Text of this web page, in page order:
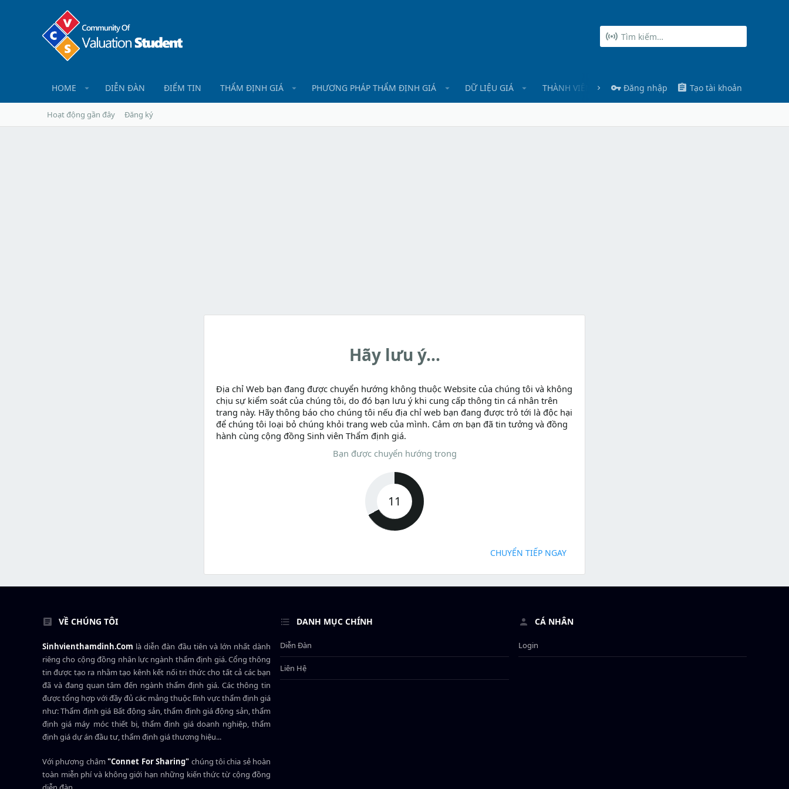
HOME DIỄN ĐÀN ĐIỂM TIN THẨM ĐỊNH GIÁ PHƯƠNG PHÁP THẨM ĐỊNH GIÁ DỮ LIỆU GIÁ THÀNH VIÊN Đăng nhập Tạo tài khoản
Hoạt động gần đây Đăng ký
Hãy lưu ý...
Địa chỉ Web bạn đang được chuyển hướng không thuộc Website của chúng tôi và không
chịu sự kiểm soát của chúng tôi, do đó bạn lưu ý khi cung cấp thông tin cá nhân trên
trang này. Hãy thông báo cho chúng tôi nếu địa chỉ web bạn đang được trỏ tới là độc hại
để chúng tôi loại bỏ chúng khỏi trang web của mình. Cảm ơn bạn đã tin tưởng và đồng
hành cùng cộng đồng Sinh viên Thẩm định giá.
Bạn được chuyển hướng trong
11
CHUYỂN TIẾP NGAY
VỀ CHÚNG TÔI
Sinhvienthamdinh.Com là diễn đàn đầu tiên và lớn nhất dành
riêng cho cộng đồng nhân lực ngành thẩm định giá. Cổng thông
tin được tạo ra nhằm tạo kênh kết nối tri thức cho tất cả các bạn
đã và đang quan tâm đến ngành thẩm định giá. Các thông tin
được tổng hợp với đầy đủ các mảng thuộc lĩnh vực thẩm định giá
như: Thẩm định giá Bất động sản, thẩm định giá động sản, thẩm
định giá máy móc thiết bị, thẩm định giá doanh nghiệp, thẩm
định giá dự án đầu tư, thẩm định giá thương hiệu...
Với phương châm"Connet For Sharing" chúng tôi chia sẻ hoàn
toàn miễn phí và không giới hạn những kiến thức từ cộng đồng
DANH MỤC CHÍNH
Diễn Đàn
Liên Hệ
CÁ NHÂN
Login